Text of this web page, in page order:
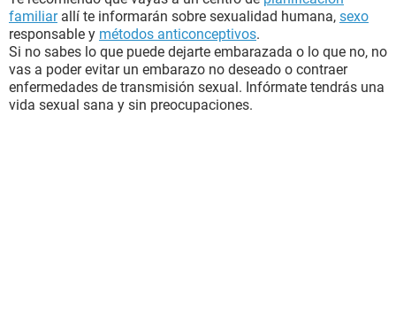
familiarallí te informarán sobre sexualidad humana, sexo
responsable y métodos anticonceptivos.
Si no sabes lo que puede dejarte embarazada o lo que no, no
vas a poder evitar un embarazo no deseado o contraer
enfermedades de transmisión sexual. Infórmate tendrás una
vida sexual sana y sin preocupaciones.